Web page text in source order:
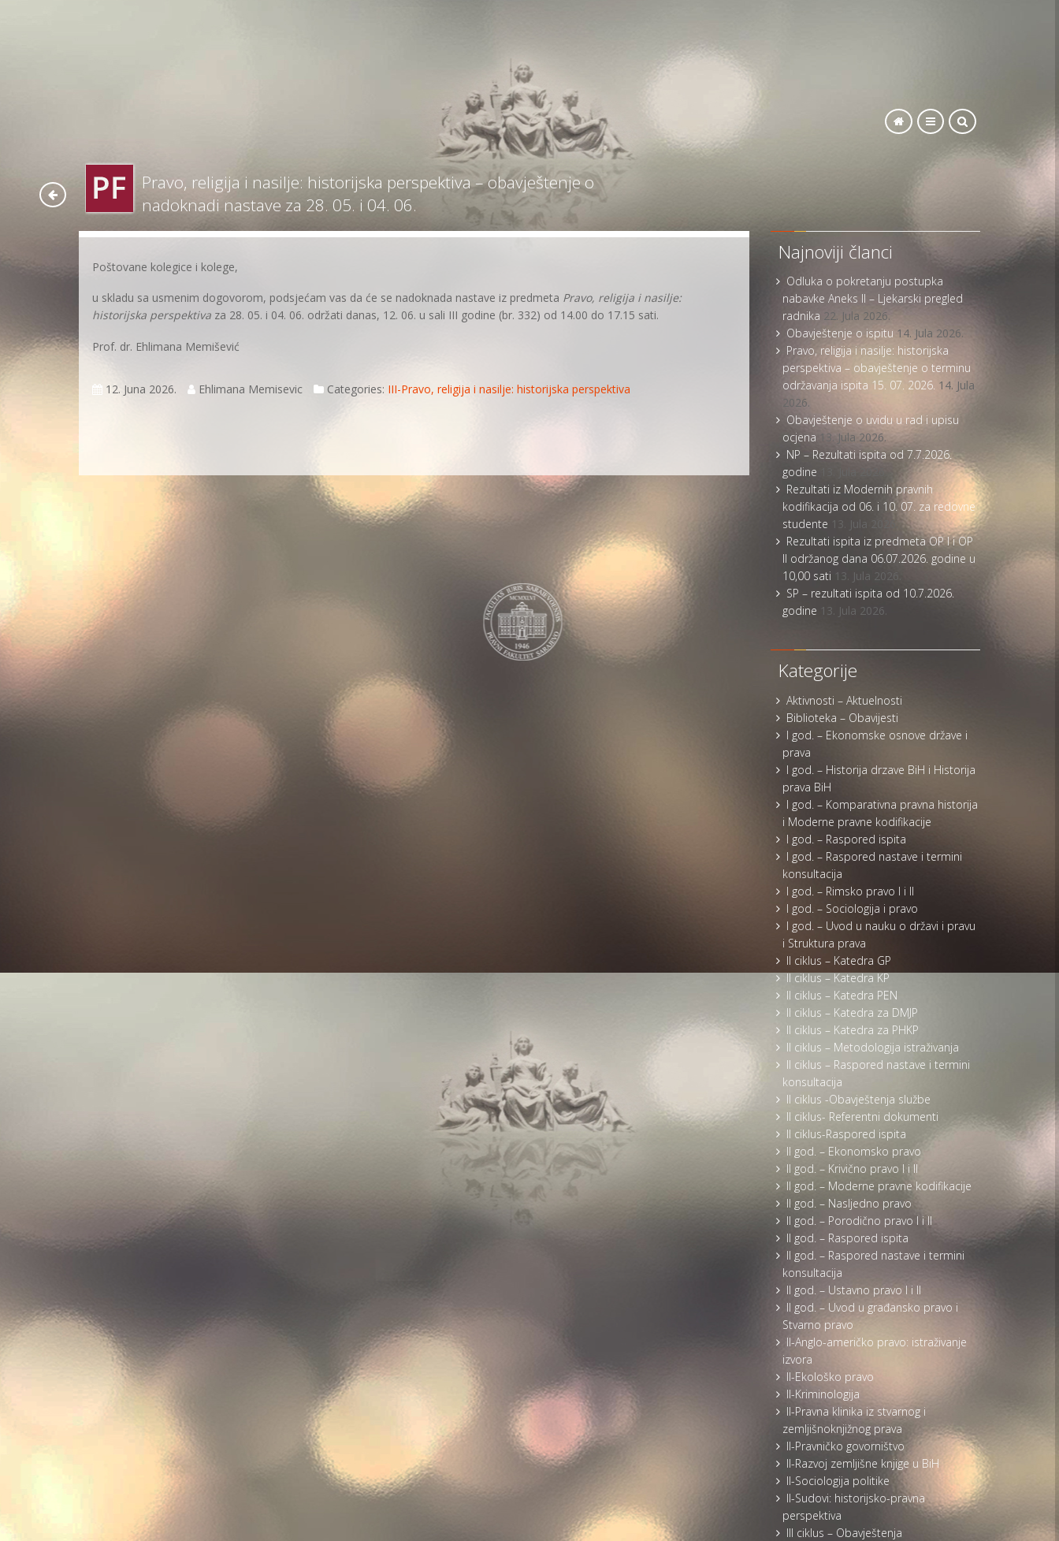
Pravo, religija i nasilje: historijska perspektiva – obavještenje o
nadoknadi nastave za 28. 05. i 04. 06.
Poštovane kolegice i kolege,
u skladu sa usmenim dogovorom, podsjećam vas da će se nadoknada nastave iz predmeta Pravo, religija i nasilje:
historijska perspektiva za 28. 05. i 04. 06. održati danas, 12. 06. u sali III godine (br. 332) od 14.00 do 17.15 sati.
Prof. dr. Ehlimana Memišević
12. Juna 2026. Ehlimana Memisevic Categories: III-Pravo, religija i nasilje: historijska perspektiva
Najnoviji članci
Odluka o pokretanju postupka
nabavke Aneks II – Ljekarski pregled
radnika 22. Jula 2026.
Obavještenje o ispitu 14. Jula 2026.
Pravo, religija i nasilje: historijska
perspektiva – obavještenje o terminu
održavanja ispita 15. 07. 2026. 14. Jula
2026.
Obavještenje o uvidu u rad i upisu
ocjena 13. Jula 2026.
NP – Rezultati ispita od 7.7.2026.
godine
Rezultati iz Modernih pravnih
kodifikacija od 06. i 10. 07. za redovne
studente 13. Jula 2026.
Rezultati ispita iz predmeta OP I i OP
II održanog dana 06.07.2026. godine u
10,00 sati 13. Jula 2026.
SP – rezultati ispita od 10.7.2026.
godine 13. Jula 2026.
Kategorije
Aktivnosti – Aktuelnosti
Biblioteka – Obavijesti
I god. – Ekonomske osnove države i
prava
I god. – Historija drzave BiH i Historija
prava BiH
I god. – Komparativna pravna historija
i Moderne pravne kodifikacije
I god. – Raspored ispita
I god. – Raspored nastave i termini
konsultacija
I god. – Rimsko pravo I i II
I god. – Sociologija i pravo
I god. – Uvod u nauku o državi i pravu
i Struktura prava
II ciklus – Katedra GP
II ciklus – Katedra KP
II ciklus – Katedra PEN
II ciklus – Katedra za DMJP
II ciklus – Katedra za PHKP
II ciklus – Metodologija istraživanja
II ciklus – Raspored nastave i termini
konsultacija
II ciklus -Obavještenja službe
II ciklus- Referentni dokumenti
II ciklus-Raspored ispita
II god. – Ekonomsko pravo
II god. – Krivično pravo I i II
II god. – Moderne pravne kodifikacije
II god. – Nasljedno pravo
II god. – Porodično pravo I i II
II god. – Raspored ispita
II god. – Raspored nastave i termini
konsultacija
II god. – Ustavno pravo I i II
II god. – Uvod u građansko pravo i
Stvarno pravo
II-Anglo-američko pravo: istraživanje
izvora
II-Ekološko pravo
II-Kriminologija
II-Pravna klinika iz stvarnog i
zemljišnoknjižnog prava
II-Pravničko govorništvo
II-Razvoj zemljišne knjige u BiH
II-Sociologija politike
II-Sudovi: historijsko-pravna
perspektiva
III ciklus – Obavještenja